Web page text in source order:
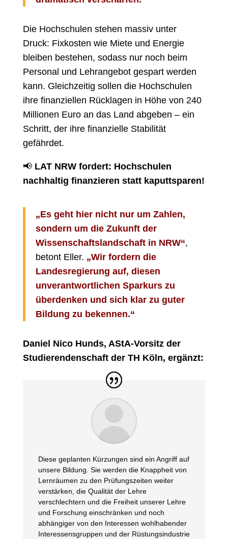
Die Hochschulen stehen massiv unter
Druck: Fixkosten wie Miete und Energie
bleiben bestehen, sodass nur noch beim
Personal und Lehrangebot gespart werden
kann. Gleichzeitig sollen die Hochschulen
ihre finanziellen Rücklagen in Höhe von 240
Millionen Euro an das Land abgeben – ein
Schritt, der ihre finanzielle Stabilität
gefährdet.
📢 LAT NRW fordert: Hochschulen
nachhaltig finanzieren statt kaputtsparen!
„Es geht hier nicht nur um Zahlen,
sondern um die Zukunft der
Wissenschaftslandschaft in NRW“,
betont Eller. „Wir fordern die
Landesregierung auf, diesen
unverantwortlichen Sparkurs zu
überdenken und sich klar zu guter
Bildung zu bekennen.“
Daniel Nico Hunds, AStA-Vorsitz der
Studierendenschaft der TH Köln, ergänzt:
Diese geplanten Kürzungen sind ein Angriff auf
unsere Bildung. Sie werden die Knappheit von
Lernräumen zu den Prüfungszeiten weiter
verstärken, die Qualität der Lehre
verschlechtern und die Freiheit unserer Lehre
und Forschung einschränken und noch
abhängiger von den Interessen wohlhabender
Interessensgruppen und der Rüstungsindustrie